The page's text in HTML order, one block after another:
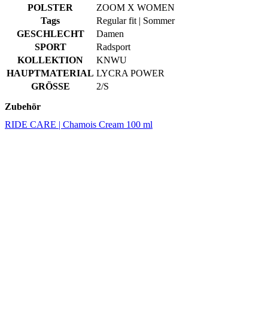
POLSTER
ZOOM X WOMEN
Tags
Regular fit | Sommer
GESCHLECHT
Damen
SPORT
Radsport
KOLLEKTION
KNWU
HAUPTMATERIAL LYCRA POWER
GRÖSSE
2/S
Zubehör
RIDE CARE | Chamois Cream 100 ml